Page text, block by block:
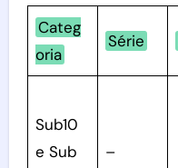
Categ
oria
Série
Sub10
e Sub
–